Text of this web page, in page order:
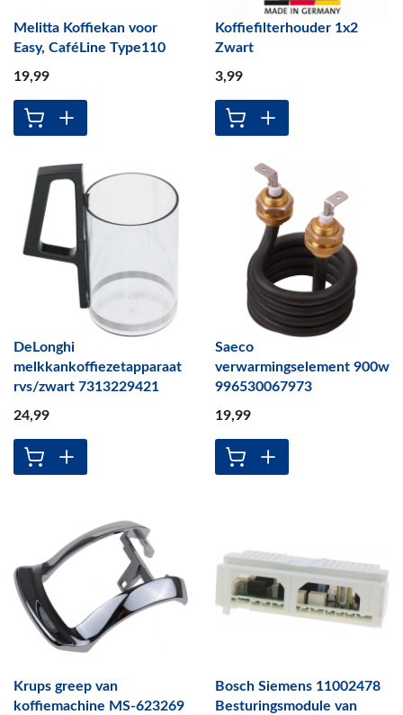
Melitta Koffiekan voor
Easy, CaféLine Type110
19,99
Koffiefilterhouder 1x2
Zwart
3,99
DeLonghi
melkkankoffiezetapparaat
rvs/zwart 7313229421
24,99
Saeco
verwarmingselement 900w
996530067973
19,99
Krups greep van
koffiemachine MS-623269
Bosch Siemens 11002478
Besturingsmodule van